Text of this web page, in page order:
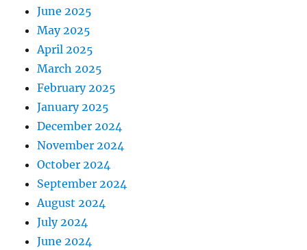
June 2025
May 2025
April 2025
March 2025
February 2025
January 2025
December 2024
November 2024
October 2024
September 2024
August 2024
July 2024
June 2024